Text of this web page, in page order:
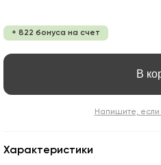
+ 822 бонуса на счет
В
Напишите,
Характеристики